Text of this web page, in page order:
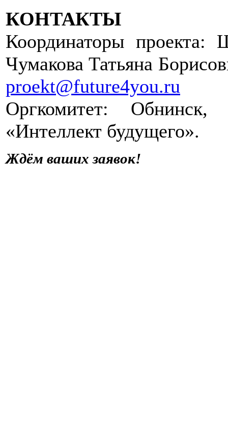
КОНТАКТЫ
Координаторы проекта:
Чумакова Татьяна
proekt@future4you.ru
Оргкомитет:
«Интеллект будущего».
Ждём ваших заявок!